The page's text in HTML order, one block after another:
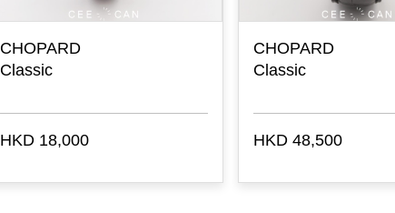
CHOPARD
Classic
HKD 18,000
CHOPARD
Classic
HKD 48,500